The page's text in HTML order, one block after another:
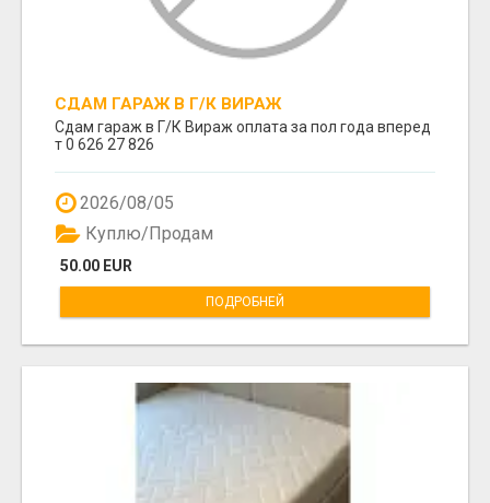
СДАМ ГАРАЖ В Г/К ВИРАЖ
Сдам гараж в Г/К Вираж оплата за пол года вперед
т 0 626 27 826
2026/08/05
50.00 EUR
Куплю/Продам
ПОДРОБНЕЙ